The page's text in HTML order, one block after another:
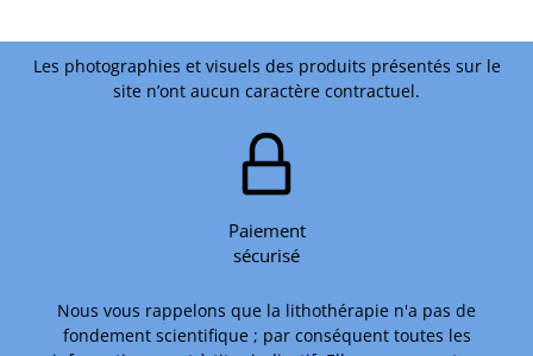
Les photographies et visuels des produits présentés sur le
site n’ont aucun caractère contractuel.
Paiement
sécurisé
Nous vous rappelons que la lithothérapie n'a pas de
fondement scientifique ; par conséquent toutes les